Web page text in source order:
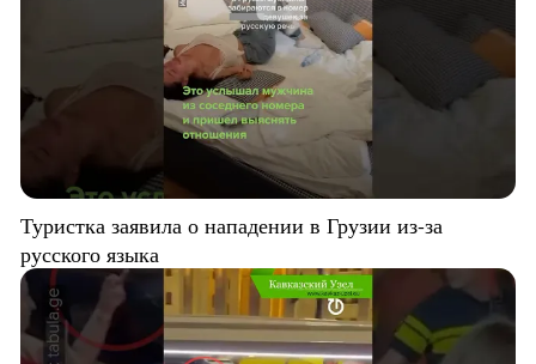
Туристка заявила о нападении в Грузии из-за
русского языка